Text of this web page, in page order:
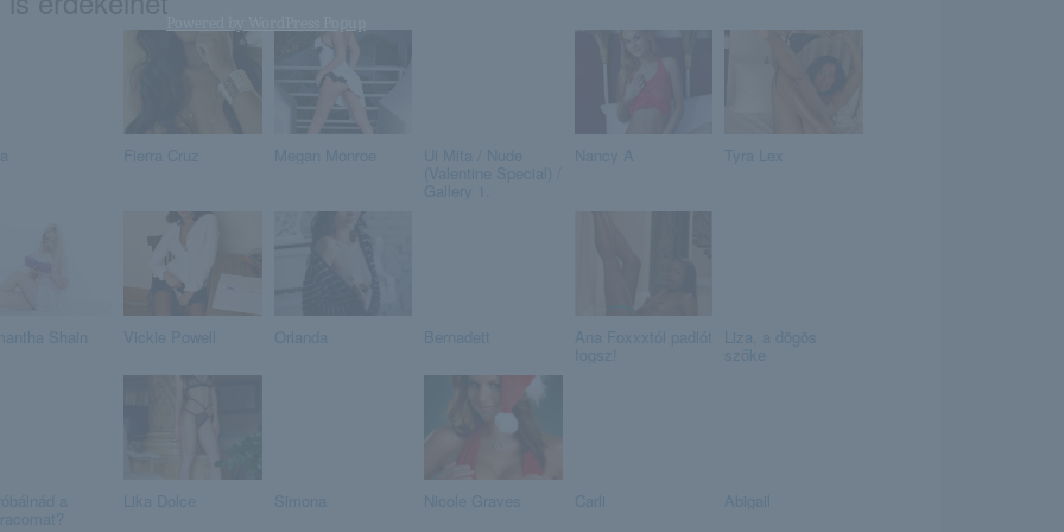
Fierra Cruz Megan Monroe Ui Mita / Nude
(Valentine Special) /
Gallery 1.
Nancy A Tyra Lex
Shain Vickie Powell Orlanda Bernadett Ana Foxxxtól padlót
fogsz!
Liza, a dögös
szőke
a Lika Dolce Simona Nicole Graves Carli Abigail